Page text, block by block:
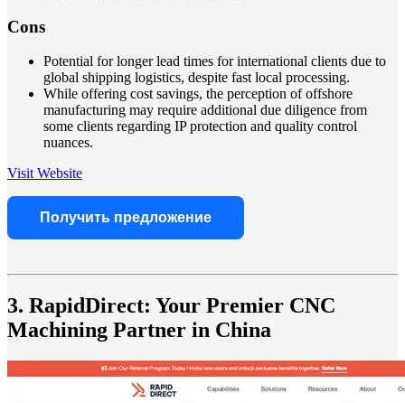
Cons
Potential for longer lead times for international clients due to
global shipping logistics, despite fast local processing.
While offering cost savings, the perception of offshore
manufacturing may require additional due diligence from
some clients regarding IP protection and quality control
nuances.
Visit Website
Получить предложение
3. RapidDirect: Your Premier CNC
Machining Partner in China